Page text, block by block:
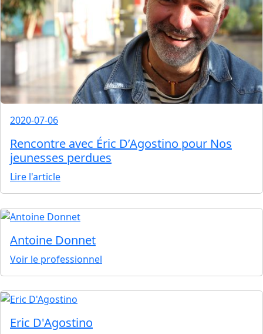
2020-07-06
Rencontre avec Éric D’Agostino pour Nos
jeunesses perdues
Lire l'article
Antoine Donnet
Voir le professionnel
Eric D'Agostino